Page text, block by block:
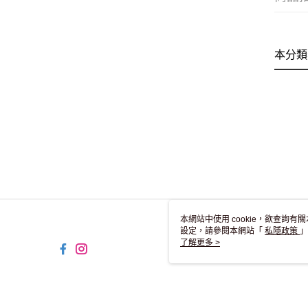
本分
本網站中使用 cookie，欲查詢有
設定，請參閱本網站「 私隱政策
用 cookie。
了解更多 >